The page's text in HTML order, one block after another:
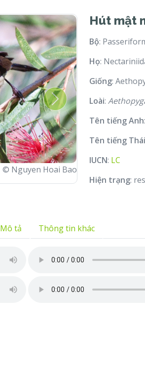
© Nguyen Hoai Bao
Next
Hút mật
Bộ:
Họ:
Giống:
Loài:
Tên tiếng Anh
Tên tiếng Thái
IUCN: LC
Hiện trạng:
Mô tả Thông tin khác